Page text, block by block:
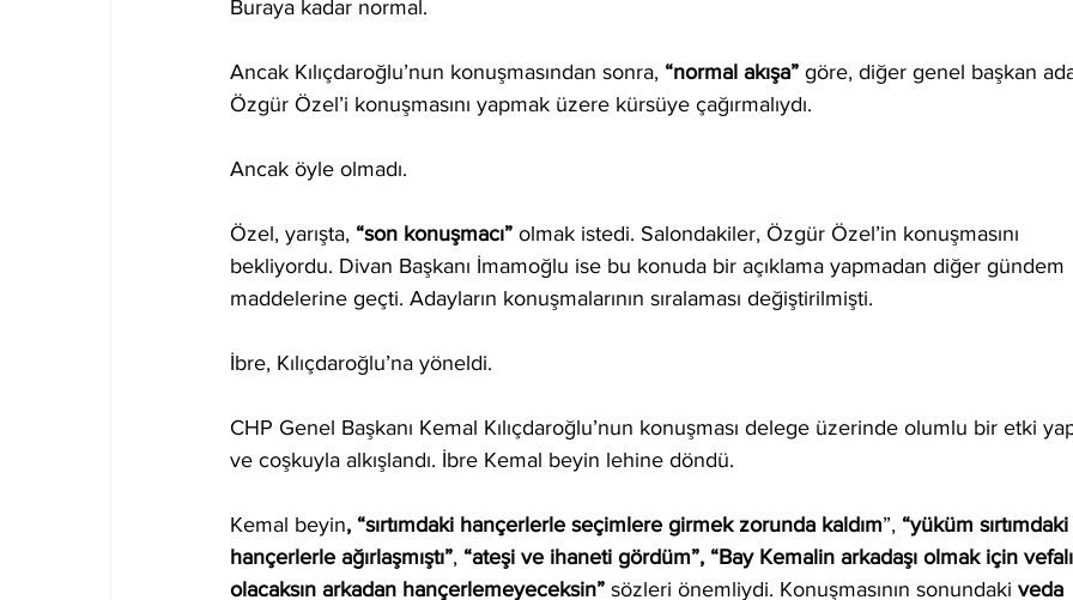
Buraya kadar normal.
Ancak Kılıçdaroğlu’nun konuşmasından sonra, “normal akışa” göre, diğer genel başkan
Özgür Özel’i konuşmasını yapmak üzere kürsüye çağırmalıydı.
Ancak öyle olmadı.
Özel, yarışta, “son konuşmacı” olmak istedi. Salondakiler, Özgür Özel’in konuşmasını
bekliyordu. Divan Başkanı İmamoğlu ise bu konuda bir açıklama yapmadan diğer gündem
maddelerine geçti. Adayların konuşmalarının sıralaması değiştirilmişti.
İbre, Kılıçdaroğlu’na yöneldi.
CHP Genel Başkanı Kemal Kılıçdaroğlu’nun konuşması delege üzerinde olumlu bir etki
ve coşkuyla alkışlandı. İbre Kemal beyin lehine döndü.
Kemal beyin, “sırtımdaki hançerlerle seçimlere girmek zorunda kaldım”, “yüküm sırtımdaki
hançerlerle ağırlaşmıştı”, “ateşi ve ihaneti gördüm”, “Bay Kemalin arkadaşı olmak için
olacaksın arkadan hançerlemeyeceksin” sözleri önemliydi. Konuşmasının sonundaki veda